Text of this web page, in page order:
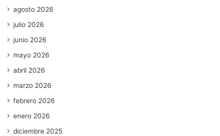
agosto 2026
julio 2026
junio 2026
mayo 2026
abril 2026
marzo 2026
febrero 2026
enero 2026
diciembre 2025